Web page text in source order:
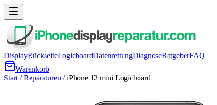
DisplayRückseiteLogicboardDatenrettungDiagnoseRatgeberFAQ
Warenkorb
Start /Reparaturen /iPhone 12 mini Logicboard